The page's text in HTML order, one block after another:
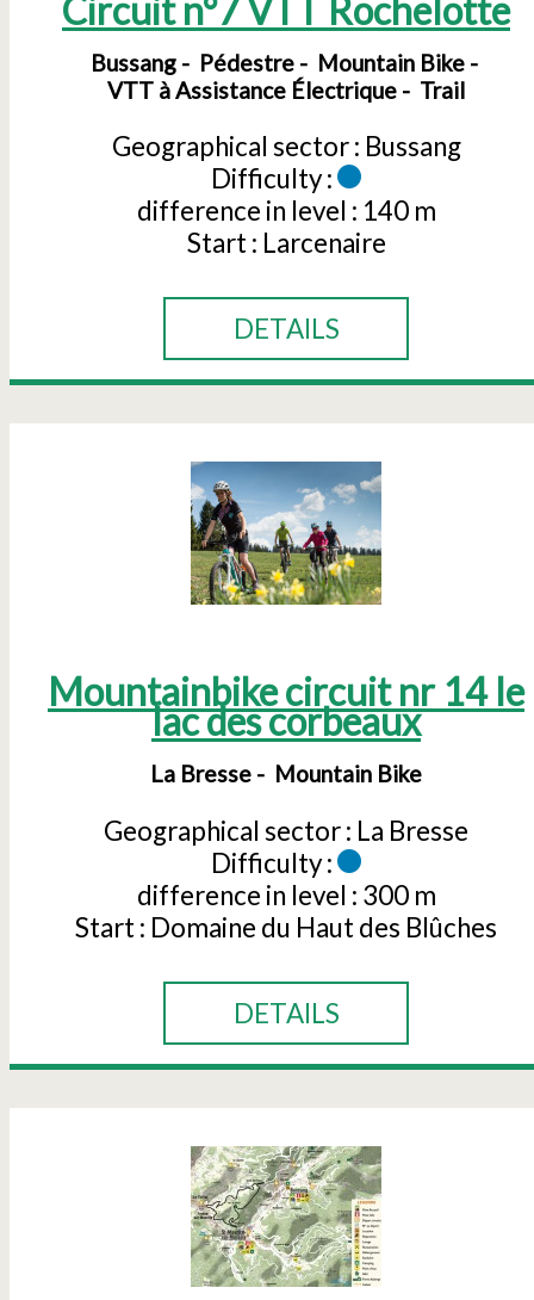
Circuit n°7 VTT Rochelotte
Bussang Pédestre
Mountain Bike
VTT à Assistance Électrique
Trail
Geographical sector : Bussang
Difficulty :
difference in level : 140 m
Start : Larcenaire
DETAILS
Mountainbike circuit nr 14 le
lac des corbeaux
La Bresse Mountain Bike
Geographical sector : La Bresse
Difficulty :
difference in level : 300 m
Start : Domaine du Haut des Blûches
DETAILS